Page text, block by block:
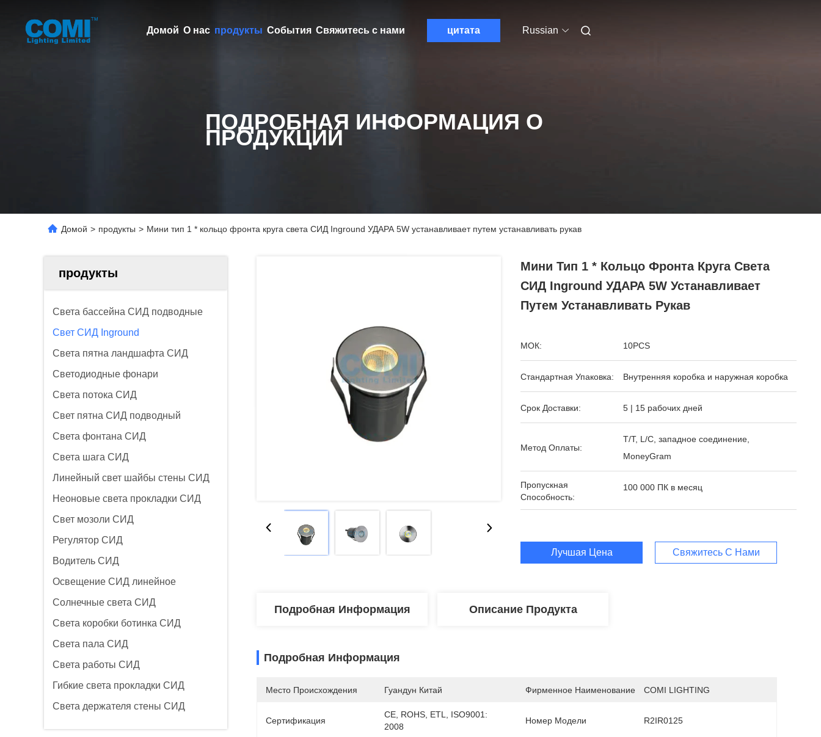
Домой О нас продукты События Свяжитесь с нами цитата Russian
ПОДРОБНАЯ ИНФОРМАЦИЯ О
ПРОДУКЦИИ
Домой > продукты > Мини тип 1 * кольцо фронта круга света СИД Inground УДАРА 5W устанавливает путем устанавливать рукав
продукты
Света бассейна СИД подводные
Свет СИД Inground
Света пятна ландшафта СИД
Светодиодные фонари
Света потока СИД
Свет пятна СИД подводный
Света фонтана СИД
Света шага СИД
Линейный свет шайбы стены СИД
Неоновые света прокладки СИД
Свет мозоли СИД
Регулятор СИД
Водитель СИД
Освещение СИД линейное
Солнечные света СИД
Света коробки ботинка СИД
Света пала СИД
Света работы СИД
Гибкие света прокладки СИД
Света держателя стены СИД
Мини Тип 1 * Кольцо Фронта Круга Света
СИД Inground УДАРА 5W Устанавливает
Путем Устанавливать Рукав
МОК: 10PCS
Стандартная Упаковка: Внутренняя коробка и наружная коробка
Срок Доставки: 5 | 15 рабочих дней
Метод Оплаты:
T/T, L/C, западное соединение,
MoneyGram
Пропускная
Способность:
100 000 ПК в месяц
Лучшая Цена Свяжитесь С Нами
Подробная Информация Описание Продукта
Подробная Информация
Место Происхождения Гуандун Китай Фирменное Наименование COMI LIGHTING
Сертификация
CE, ROHS, ETL, ISO9001:
2008
Номер Модели R2IR0125